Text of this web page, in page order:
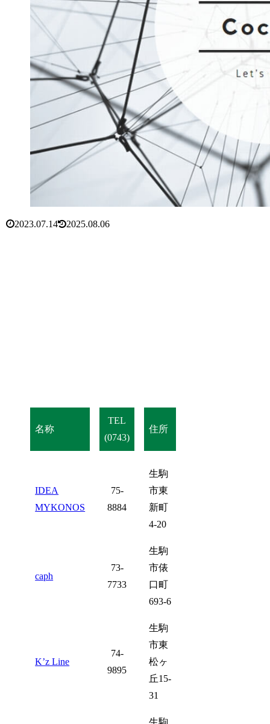
2023.07.14 2025.08.06
名称
TEL
(0743)
住所
IDEA
MYKONOS
75-
8884
生駒
市東
新町
4-20
caph
73-
7733
生駒
市俵
口町
693-6
K’z Line
74-
9895
生駒
市東
松ヶ
丘15-
31
生駒